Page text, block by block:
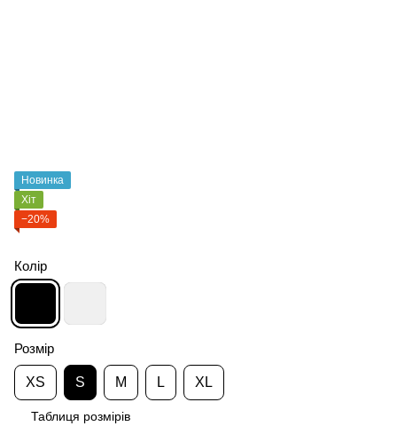
Новинка
Хіт
−20%
Колір
Розмір
XS S M L XL
Таблиця розмірів